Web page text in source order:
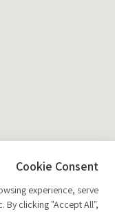
Cookie Consent
experience, serve
By clicking "Accept All",